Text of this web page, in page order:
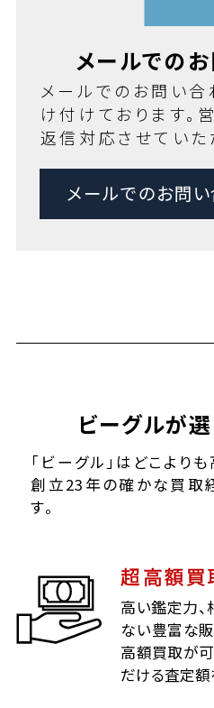
メールでの
メールでのお問い
け付けております。
返信対応させていた
メールでのお問
ビーグルが
「ビーグル」はどこより
創立23年の確かな買取
す。
超高額買
高い鑑定力
ない豊富な
高額買取が
だける査定額